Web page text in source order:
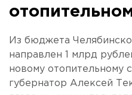
Из бюджета
направлен 1 млрд
новому отопительному
губернатор Алексей